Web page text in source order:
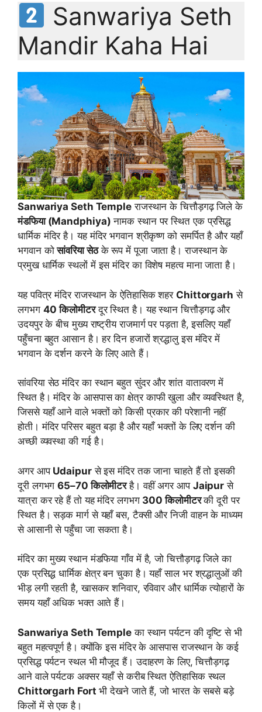
Sanwariya Seth
Mandir Kaha Hai
Sanwariya Seth Templeराजस्थान के चित्तौड़गढ़ जिले के
मंडफिया (Mandphiya) नामक स्थान पर स्थित एक प्रसिद्ध
धार्मिक मंदिर है। यह मंदिर भगवान श्रीकृष्ण को समर्पित है और यहाँ
भगवान कोसांवरिया सेठके रूप में पूजा जाता है। राजस्थान के
प्रमुख धार्मिक स्थलों में इस मंदिर का विशेष महत्व माना जाता है।
यह पवित्र मंदिर राजस्थान के ऐतिहासिक शहर Chittorgarh से
लगभग 40 किलोमीटरदूर स्थित है। यह स्थान चित्तौड़गढ़ और
उदयपुर के बीच मुख्य राष्ट्रीय राजमार्ग पर पड़ता है, इसलिए यहाँ
पहुँचना बहुत आसान है। हर दिन हजारों श्रद्धालु इस मंदिर में
भगवान के दर्शन करने के लिए आते हैं।
सांवरिया सेठ मंदिर का स्थान बहुत सुंदर और शांत वातावरण में
स्थित है। मंदिर के आसपास का क्षेत्र काफी खुला और व्यवस्थित है,
जिससे यहाँ आने वाले भक्तों को किसी प्रकार की परेशानी नहीं
होती। मंदिर परिसर बहुत बड़ा है और यहाँ भक्तों के लिए दर्शन की
अच्छी व्यवस्था की गई है।
अगर आप Udaipurसे इस मंदिर तक जाना चाहते हैं तो इसकी
दूरी लगभग65–70 किलोमीटरहै। वहीं अगर आप Jaipur से
यात्रा कर रहे हैं तो यह मंदिर लगभग 300 किलोमीटरकी दूरी पर
स्थित है। सड़क मार्ग से यहाँ बस, टैक्सी और निजी वाहन के माध्यम
से आसानी से पहुँचा जा सकता है।
मंदिर का मुख्य स्थान मंडफिया गाँव में है, जो चित्तौड़गढ़ जिले का
एक प्रसिद्ध धार्मिक क्षेत्र बन चुका है। यहाँ साल भर श्रद्धालुओं की
भीड़ लगी रहती है, खासकर शनिवार, रविवार और धार्मिक त्योहारों के
समय यहाँ अधिक भक्त आते हैं।
Sanwariya Seth Templeका स्थान पर्यटन की दृष्टि से भी
बहुत महत्वपूर्ण है। क्योंकि इस मंदिर के आसपास राजस्थान के कई
प्रसिद्ध पर्यटन स्थल भी मौजूद हैं। उदाहरण के लिए, चित्तौड़गढ़
आने वाले पर्यटक अक्सर यहाँ से करीब स्थित ऐतिहासिक स्थल
Chittorgarh Fort भी देखने जाते हैं, जो भारत के सबसे बड़े
किलों में से एक है।